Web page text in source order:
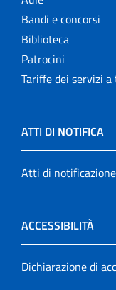
Bandi e concorsi
Biblioteca
Patrocini
Tariffe dei servizi a
ATTI DI NOTIFICA
Atti di
ACCESSIBILITÀ
Dichiarazione di